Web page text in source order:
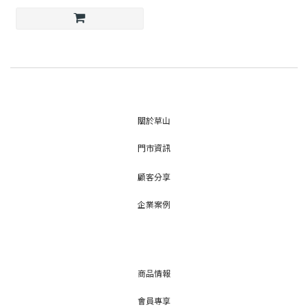
關於草山
門市資訊
顧客分享
企業案例
商品情報
會員專享